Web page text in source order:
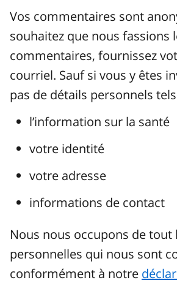
Vos commentaires sont
souhaitez que nous fassions
commentaires, fournissez
courriel. Sauf si vous y êtes
pas de détails personnels
l’information sur la santé
votre identité
votre adresse
informations de contact
Nous nous occupons de tout
personnelles qui nous sont
conformément à notre